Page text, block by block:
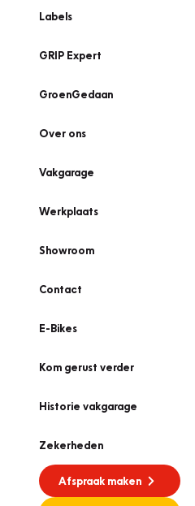
Labels
GRIP Expert
GroenGedaan
Over ons
Vakgarage
Werkplaats
Showroom
Contact
E-Bikes
Kom gerust verder
Historie vakgarage
Zekerheden
Afspraak maken